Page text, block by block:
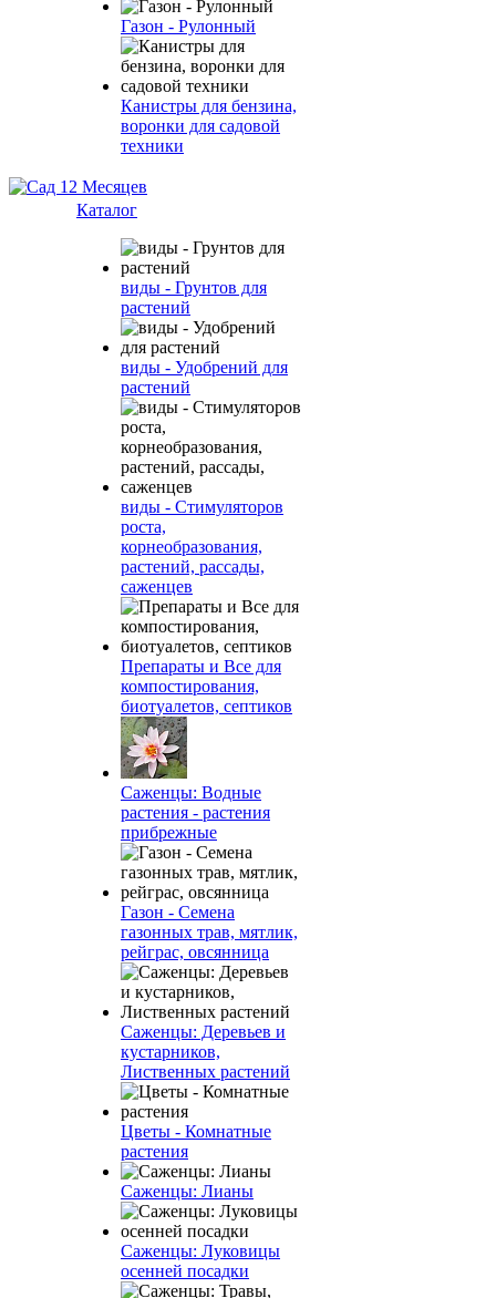
Газон - Рулонный
Канистры для бензина,
воронки для садовой
техники
Каталог
виды - Грунтов для
растений
виды - Удобрений для
растений
виды - Стимуляторов
роста,
корнеобразования,
растений, рассады,
саженцев
Препараты и Все для
компостирования,
биотуалетов, септиков
Саженцы: Водные
растения - растения
прибрежные
Газон - Семена
газонных трав, мятлик,
рейграс, овсянница
Саженцы: Деревьев и
кустарников,
Лиственных растений
Цветы - Комнатные
растения
Саженцы: Лианы
Саженцы: Луковицы
осенней посадки